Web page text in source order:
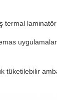
termal